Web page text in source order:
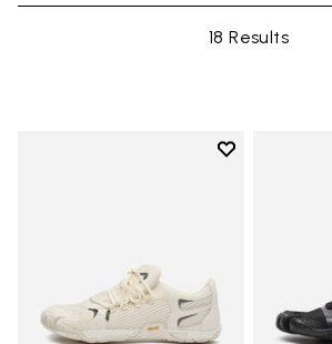
18 Results
Add to wishlist